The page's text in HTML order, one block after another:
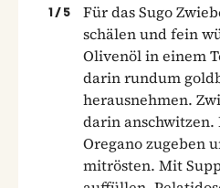
1 / 5
Für das Sugo
schälen und fein
Olivenöl in einem
darin rundum
herausnehmen.
darin
Oregano zugeben
mitrösten. Mit